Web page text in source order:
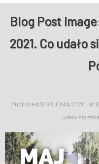
O NAS
RADNI I ZARZĄD
Blog Post
2021. Co udało
Published 31 GRUDNIA 2021 at
udało się